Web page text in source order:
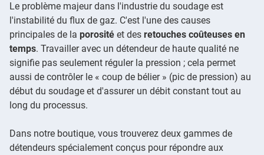
Le problème majeur dans l'industrie du soudage est
l'instabilité du flux de gaz. C'est l'une des causes
principales de la porosité et des retouches coûteuses en
temps. Travailler avec un détendeur de haute qualité ne
signifie pas seulement réguler la pression ; cela permet
aussi de contrôler le « coup de bélier » (pic de pression) au
début du soudage et d'assurer un débit constant tout au
long du processus.
Dans notre boutique, vous trouverez deux gammes de
détendeurs spécialement conçus pour répondre aux